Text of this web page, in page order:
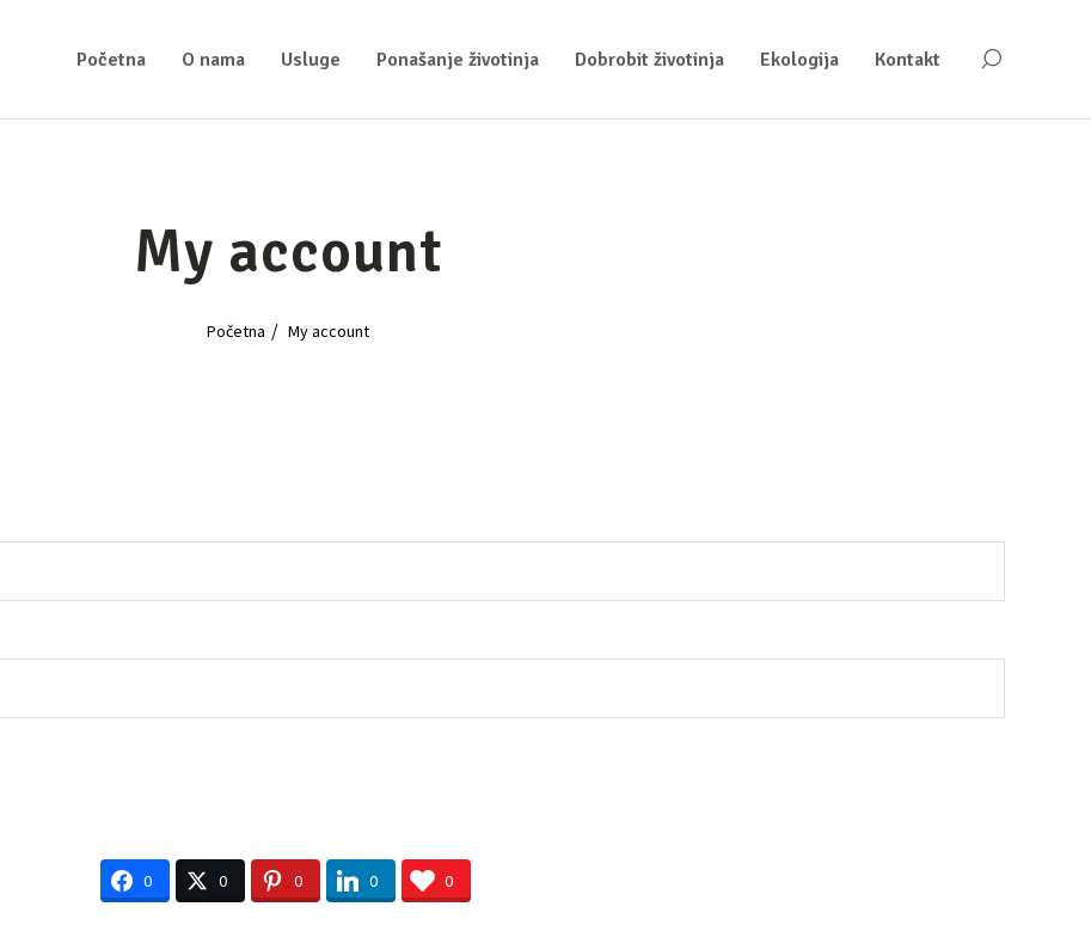
Početna O nama Usluge Ponašanje životinja Dobrobit životinja Ekologija Kontakt
My account
Početna My account
0 0 0 0 0